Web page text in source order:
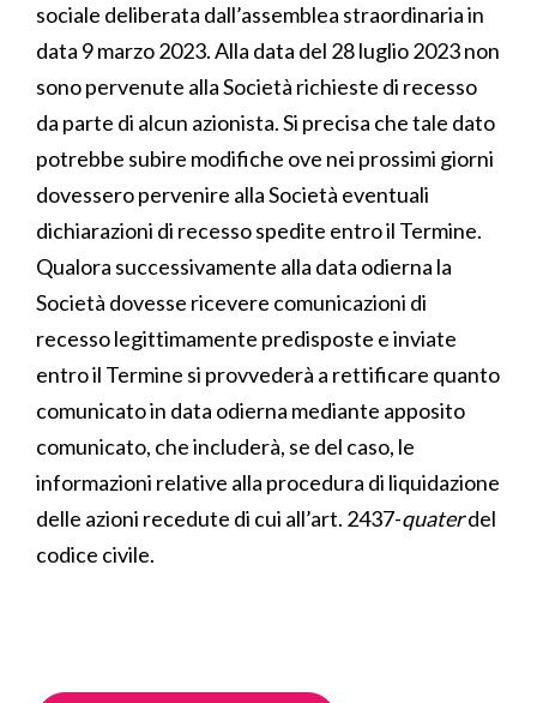
sociale deliberata dall’assemblea straordinaria in
data 9 marzo 2023. Alla data del 28 luglio 2023 non
sono pervenute alla Società richieste di recesso
da parte di alcun azionista. Si precisa che tale dato
potrebbe subire modifiche ove nei prossimi giorni
dovessero pervenire alla Società eventuali
dichiarazioni di recesso spedite entro il Termine.
Qualora successivamente alla data odierna la
Società dovesse ricevere comunicazioni di
recesso legittimamente predisposte e inviate
entro il Termine si provvederà a rettificare quanto
comunicato in data odierna mediante apposito
comunicato, che includerà, se del caso, le
informazioni relative alla procedura di liquidazione
delle azioni recedute di cui all’art. 2437-quaterdel
codice civile.